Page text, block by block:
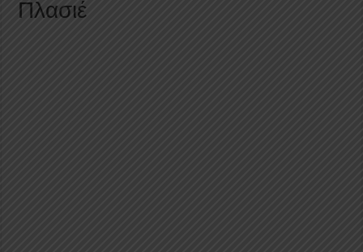
Πλασιέ